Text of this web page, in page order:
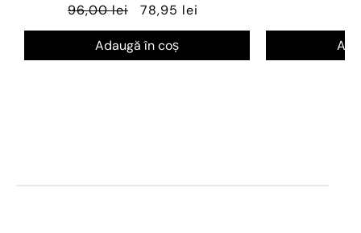
96,00 lei 78,95 lei
Adaugă în coș